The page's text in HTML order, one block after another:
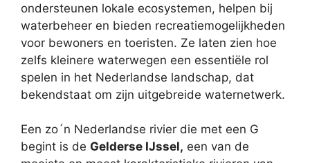
ondersteunen lokale ecosystemen, helpen bij
waterbeheer en bieden recreatiemogelijkheden
voor bewoners en toeristen. Ze laten zien hoe
zelfs kleinere waterwegen een essentiële rol
spelen in het Nederlandse landschap, dat
bekendstaat om zijn uitgebreide waternetwerk.
Een zo´n Nederlandse rivier die met een G
begint is de Gelderse IJssel, een van de